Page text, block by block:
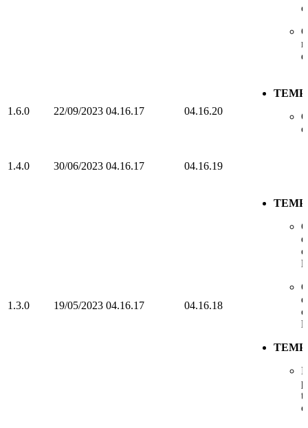
1.6.0 22/09/2023 04.16.17 04.16.20
1.4.0 30/06/2023 04.16.17 04.16.19
1.3.0 19/05/2023 04.16.17 04.16.18